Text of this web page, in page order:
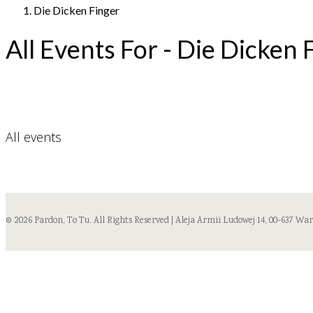
Die Dicken Finger
All Events For - Die Dicken
All events
© 2026 Pardon, To Tu. All Rights Reserved | Aleja Armii Ludowej 14, 00-637